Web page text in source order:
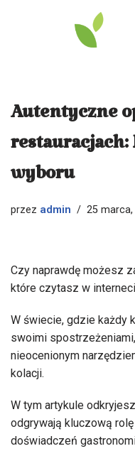
Autentyczne
restauracjach:
wyboru
przez admin 25 marca,
Czy naprawdę możesz
które czytasz w
W świecie, gdzie każdy
swoimi
nieocenionym
kolacji.
W tym artykule
odgrywają kluczową
doświadczeń